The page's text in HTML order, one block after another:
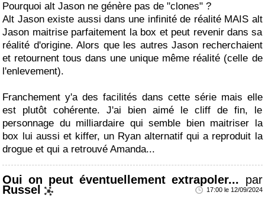
Pourquoi alt Jason ne génère pas de "clones" ?
Alt Jason existe aussi dans une infinité de réalité MAIS alt
Jason maitrise parfaitement la box et peut revenir dans sa
réalité d'origine. Alors que les autres Jason recherchaient
et retournent tous dans une unique même réalité (celle de
l'enlevement).
Franchement y'a des facilités dans cette série mais elle
est plutôt cohérente. J'ai bien aimé le cliff de fin, le
personnage du milliardaire qui semble bien maitriser la
box lui aussi et kiffer, un Ryan alternatif qui a reproduit la
drogue et qui a retrouvé Amanda...
Oui on peut éventuellement extrapoler... par
Russel 17:00 le 12/09/2024